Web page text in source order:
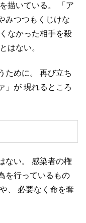
描いている。
「ア
みつつもくじけな
なかった相手を殺
はない。
ために。
再び立ち
」が 現れるところ
ない。
感染者の権
を行っているもの
、
必要なく命を奪